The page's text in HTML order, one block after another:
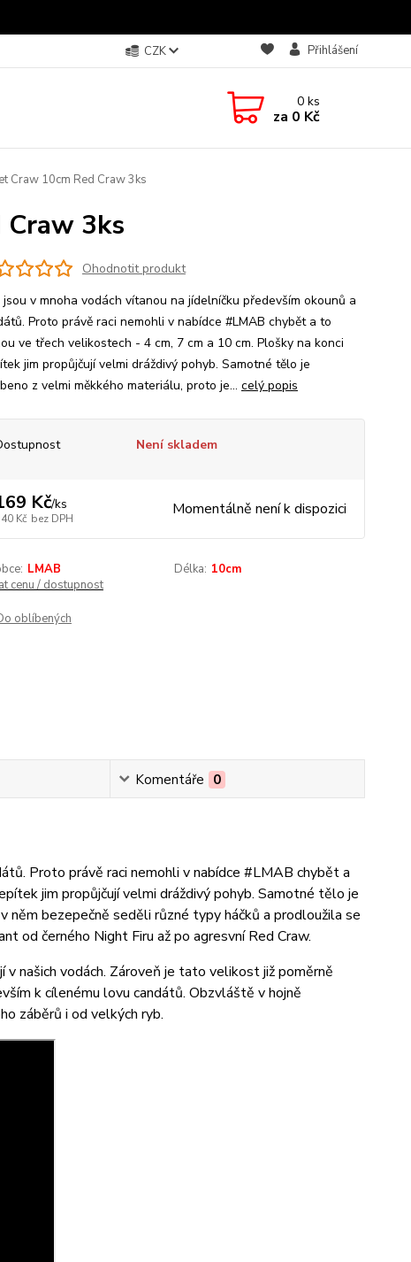
CZK Přihlášení
0ks
za 0 Kč
Craw 10cm Red Craw 3ks
Craw 3ks
Ohodnotit produkt
jsou v mnoha vodách vítanou na jídelníčku především okounů a
Proto právě raci nemohli v nabídce #LMAB chybět a to
ve třech velikostech - 4 cm, 7 cm a 10 cm. Plošky na konci
jim propůjčují velmi dráždivý pohyb. Samotné tělo je
z velmi měkkého materiálu, proto je... celý popis
Není skladem
Kč/ks
Kč bez DPH Momentálně není k dispozici
LMAB Délka: 10cm
cenu / dostupnost
oblíbených
Komentáře 0
Proto právě raci nemohli v nabídce #LMAB chybět a
jim propůjčují velmi dráždivý pohyb. Samotné tělo je
bezepečně seděli různé typy háčků a prodloužila se
od černého Night Firu až po agresvní Red Craw.
našich vodách. Zároveň je tato velikost již poměrně
k cílenému lovu candátů. Obzvláště v hojně
záběrů i od velkých ryb.